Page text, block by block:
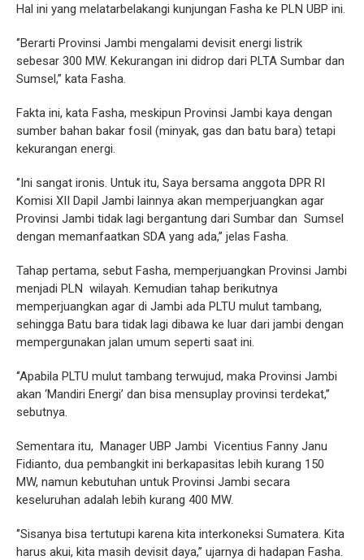
Hal ini yang melatarbelakangi kunjungan Fasha ke PLN UBP ini.
‘’Berarti Provinsi Jambi mengalami devisit energi listrik
sebesar 300 MW. Kekurangan ini didrop dari PLTA Sumbar dan
Sumsel,’’ kata Fasha.
Fakta ini, kata Fasha, meskipun Provinsi Jambi kaya dengan
sumber bahan bakar fosil (minyak, gas dan batu bara) tetapi
kekurangan energi.
‘’Ini sangat ironis. Untuk itu, Saya bersama anggota DPR RI
Komisi XII Dapil Jambi lainnya akan memperjuangkan agar
Provinsi Jambi tidak lagi bergantung dari Sumbar dan Sumsel
dengan memanfaatkan SDA yang ada,’’ jelas Fasha.
Tahap pertama, sebut Fasha, memperjuangkan Provinsi Jambi
menjadi PLN wilayah. Kemudian tahap berikutnya
memperjuangkan agar di Jambi ada PLTU mulut tambang,
sehingga Batu bara tidak lagi dibawa ke luar dari jambi dengan
mempergunakan jalan umum seperti saat ini.
‘’Apabila PLTU mulut tambang terwujud, maka Provinsi Jambi
akan ‘Mandiri Energi’ dan bisa mensuplay provinsi terdekat,’’
sebutnya.
Sementara itu, Manager UBP Jambi Vicentius Fanny Janu
Fidianto, dua pembangkit ini berkapasitas lebih kurang 150
MW, namun kebutuhan untuk Provinsi Jambi secara
keseluruhan adalah lebih kurang 400 MW.
‘’Sisanya bisa tertutupi karena kita interkoneksi Sumatera. Kita
harus akui, kita masih devisit daya,’’ ujarnya di hadapan Fasha.